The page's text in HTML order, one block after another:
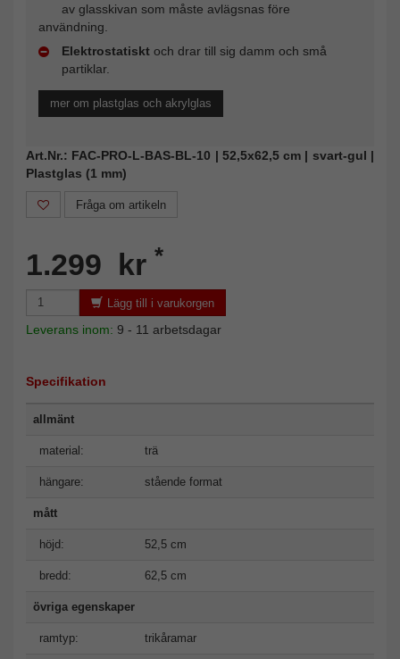
av glasskivan som måste avlägsnas före
användning.
Elektrostatiskt och drar till sig damm och små
partiklar.
mer om plastglas och akrylglas
Art.Nr.: FAC-PRO-L-BAS-BL-10 | 52,5x62,5 cm | svart-gul |
Plastglas (1 mm)
Fråga om artikeln
1.299 kr *
Lägg till i varukorgen
Leverans inom: 9 - 11 arbetsdagar
Specifikation
allmänt
material: trä
hängare: stående format
mått
höjd: 52,5 cm
bredd: 62,5 cm
övriga egenskaper
ramtyp: trikåramar